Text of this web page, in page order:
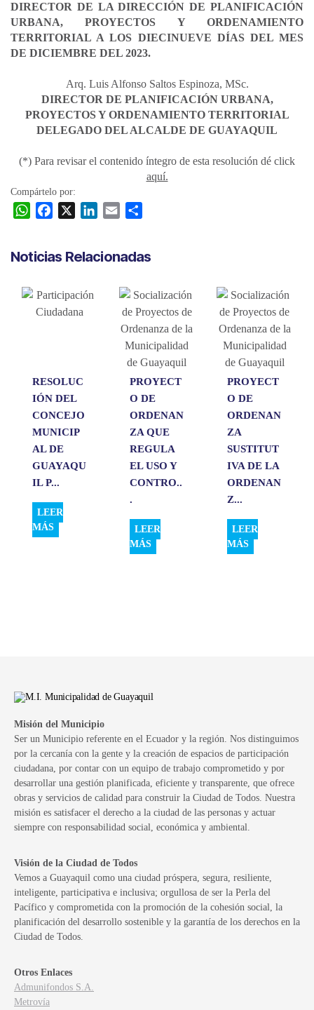
DIRECTOR DE LA DIRECCIÓN DE PLANIFICACIÓN
URBANA, PROYECTOS Y ORDENAMIENTO
TERRITORIAL A LOS DIECINUEVE DÍAS DEL MES
DE DICIEMBRE DEL 2023.
Arq. Luis Alfonso Saltos Espinoza, MSc.
DIRECTOR DE PLANIFICACIÓN URBANA,
PROYECTOS Y ORDENAMIENTO TERRITORIAL
DELEGADO DEL ALCALDE DE GUAYAQUIL
(*) Para revisar el contenido íntegro de esta resolución dé click
aquí.
Compártelo por:
W
t
A
e
o
o
k
i
p
r
t
i
r
Noticias Relacionadas
RESOLUC
IÓN DEL
CONCEJO
MUNICIP
AL DE
GUAYAQU
IL P...
LEER
MÁS
PROYECT
O DE
ORDENAN
ZA QUE
REGULA
EL USO Y
CONTRO..
.
LEER
MÁS
PROYECT
O DE
ORDENAN
ZA
SUSTITUT
IVA DE LA
ORDENAN
Z...
LEER
MÁS
Misión del Municipio
Ser un Municipio referente en el Ecuador y la región. Nos distinguimos
por la cercanía con la gente y la creación de espacios de participación
ciudadana, por contar con un equipo de trabajo comprometido y por
desarrollar una gestión planificada, eficiente y transparente, que ofrece
obras y servicios de calidad para construir la Ciudad de Todos. Nuestra
misión es satisfacer el derecho a la ciudad de las personas y actuar
siempre con responsabilidad social, económica y ambiental.
Visión de la Ciudad de Todos
Vemos a Guayaquil como una ciudad próspera, segura, resiliente,
inteligente, participativa e inclusiva; orgullosa de ser la Perla del
Pacífico y comprometida con la promoción de la cohesión social, la
planificación del desarrollo sostenible y la garantía de los derechos en la
Ciudad de Todos.
Otros Enlaces
Admunifondos S.A.
Metrovía